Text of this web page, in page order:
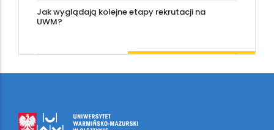
Jak wyglądają kolejne etapy rekrutacji na
UWM?